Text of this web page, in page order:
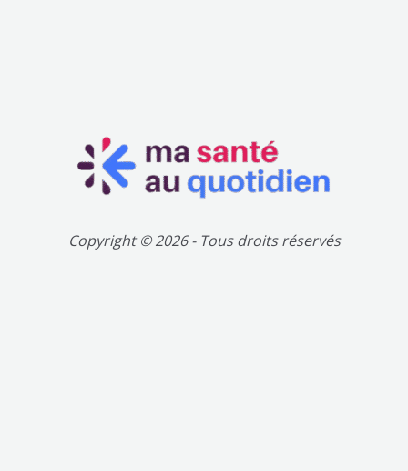
Copyright © 2026 - Tous droits réservés